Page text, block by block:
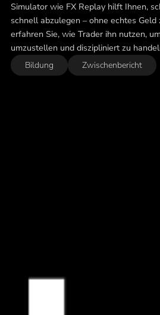
Simulator wie FX Replay hilft Ihnen,
schnell abzulegen – ohne echtes Geld
erfahren Sie, wie Trader ihn nutzen,
umzustellen und diszipliniert zu
Bildung Zwischenbericht